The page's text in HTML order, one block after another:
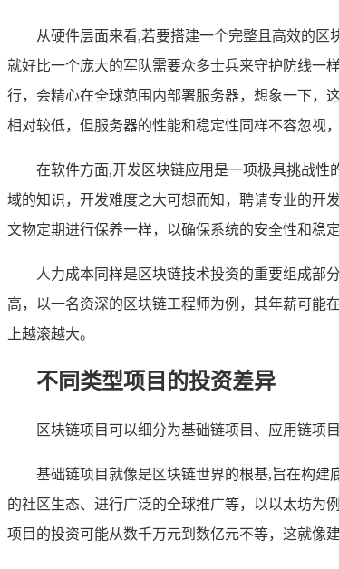
从硬件层面来看,若要搭建一个完整且高效的
就好比一个庞大的军队需要众多士兵来守护防线一
行，会精心在全球范围内部署服务器，想象一下，
相对较低，但服务器的性能和稳定性同样不容忽视
在软件方面,开发区块链应用是一项极具挑战
域的知识，开发难度之大可想而知，聘请专业的开
文物定期进行保养一样，以确保系统的安全性和稳
人力成本同样是区块链技术投资的重要组成部
高，以一名资深的区块链工程师为例，其年薪可能
上越滚越大。
不同类型项目的投资差异
区块链项目可以细分为基础链项目、应用链项
基础链项目就像是区块链世界的根基,旨在构
的社区生态、进行广泛的全球推广等，以以太坊为
项目的投资可能从数千万元到数亿元不等，这就像